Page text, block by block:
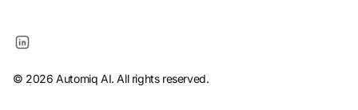
© 2026 Automiq AI. All rights reserved.